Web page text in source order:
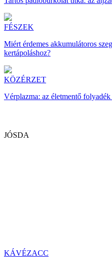
FÉSZEK
Miért érdemes akkumulátoros
kertápoláshoz?
KÖZÉRZET
Vérplazma: az életmentő folyadék
JÓSDA
KÁVÉZACC